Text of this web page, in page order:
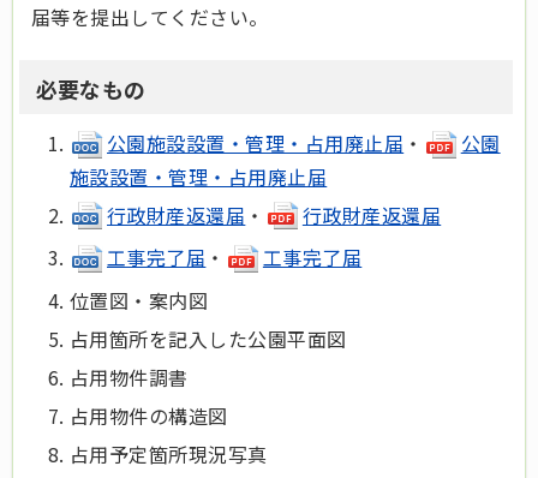
届等を提出してください。
必要なもの
公園施設設置・管理・占用廃止届 ・
公園
施設設置・管理・占用廃止届
行政財産返還届 ・
行政財産返還届
工事完了届 ・
工事完了届
位置図・案内図
占用箇所を記入した公園平面図
占用物件調書
占用物件の構造図
占用予定箇所現況写真